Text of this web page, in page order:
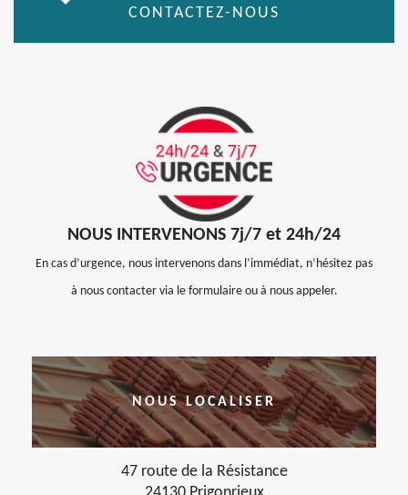
CONTACTEZ-NOUS
NOUS INTERVENONS 7j/7 et 24h/24
En cas d’urgence, nous intervenons dans l’immédiat, n’hésitez pas
à nous contacter via le formulaire ou à nous appeler.
NOUS LOCALISER
47 route de la Résistance